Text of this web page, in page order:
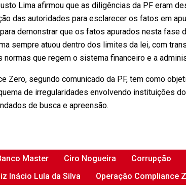
Lima afirmou que as diligências da PF eram
das autoridades para esclarecer os fatos em
demonstrar que os fatos apurados nesta fase
sempre atuou dentro dos limites da lei, com
que regem o sistema financeiro e a
Zero, segundo comunicado da PF, tem como
de irregularidades envolvendo instituições
de busca e apreensão.
Master Ciro Nogueira Corrupção
Inácio Lula da Silva Operação Compliance